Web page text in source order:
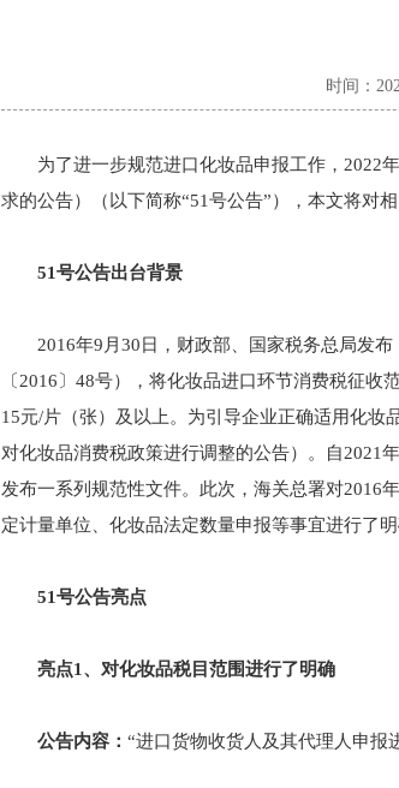
时间：
为了进一步规范进口化妆品申报工作，2022
求的公告）（以下简称“51号公告”），本文将对相
51号公告出台背景
2016年9月30日，财政部、国家税务总局发
〔2016〕48号），将化妆品进口环节消费税征
15元/片（张）及以上。为引导企业正确适用化妆
对化妆品消费税政策进行调整的公告）。自2021
发布一系列规范性文件。此次，海关总署对2016
定计量单位、化妆品法定数量申报等事宜进行了
51号公告亮点
亮点1、对化妆品税目范围进行了明确
公告内容： “进口货物收货人及其代理人申报